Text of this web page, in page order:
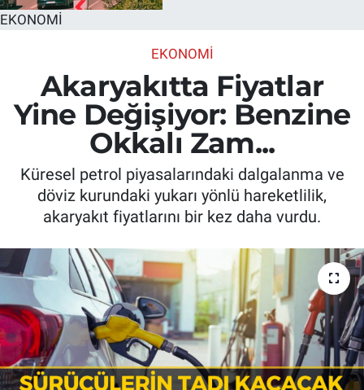
EKONOMİ
EKONOMİ
Akaryakıtta Fiyatlar
Yine Değişiyor: Benzine
Okkalı Zam...
Küresel petrol piyasalarındaki dalgalanma ve
döviz kurundaki yukarı yönlü hareketlilik,
akaryakıt fiyatlarını bir kez daha vurdu.